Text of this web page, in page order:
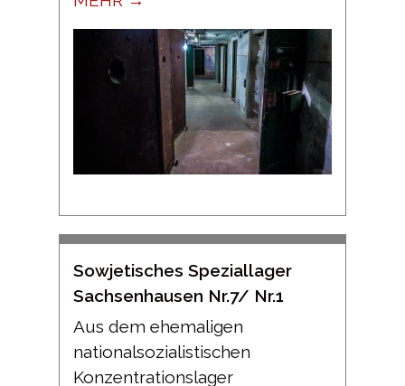
Sowjetisches Speziallager
Sachsenhausen Nr.7/ Nr.1
Aus dem ehemaligen
nationalsozialistischen
Konzentrationslager